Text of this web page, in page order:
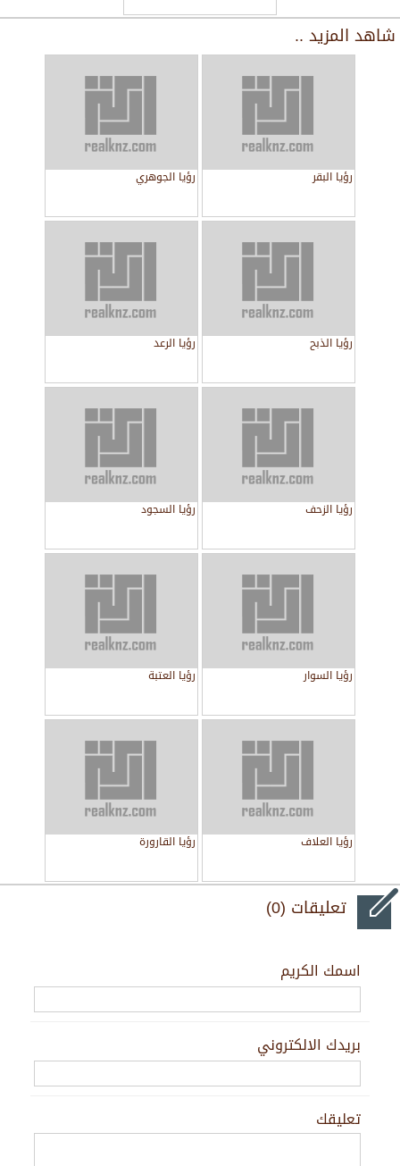
شاهد المزيد ..
رؤيا البقر رؤيا الجوهري
رؤيا الذبح رؤيا الرعد
رؤيا الزحف رؤيا السجود
رؤيا السوار رؤيا العتبة
رؤيا العلاف رؤيا القارورة
تعليقات (0)
اسمك الكريم
بريدك الالكتروني
تعليقك